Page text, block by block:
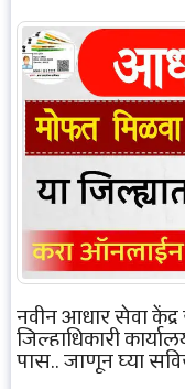
नवीन आधार सेवा
जिल्हाधिकारी
पास.. जाणून घ्या